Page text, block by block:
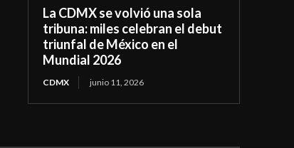
La CDMX se volvió una sola
tribuna: miles celebran el debut
triunfal de México en el
Mundial 2026
CDMX junio 11, 2026